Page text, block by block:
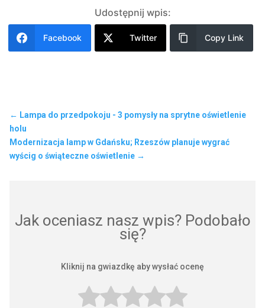
Udostępnij wpis:
Facebook Twitter Copy Link
← Lampa do przedpokoju - 3 pomysły na sprytne oświetlenie
holu
Modernizacja lamp w Gdańsku; Rzeszów planuje wygrać
wyścig o świąteczne oświetlenie→
Jak oceniasz nasz wpis? Podobało
się?
Kliknij na gwiazdkę aby wysłać ocenę